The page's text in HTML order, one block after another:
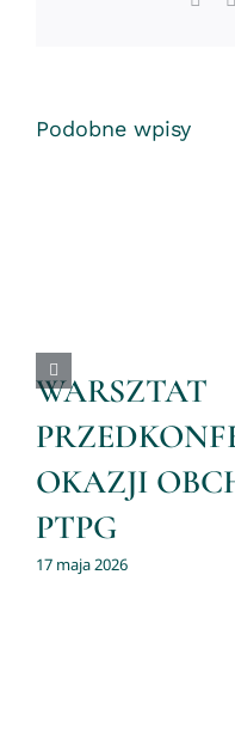
Podobne wpisy
WARSZTAT
OKAZJI
PTPG
17 maja 2026